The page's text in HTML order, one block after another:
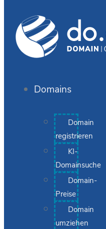
Domains
Domain
registrieren
KI-
Domainsuche
Domain-
Preise
Domain
umziehen